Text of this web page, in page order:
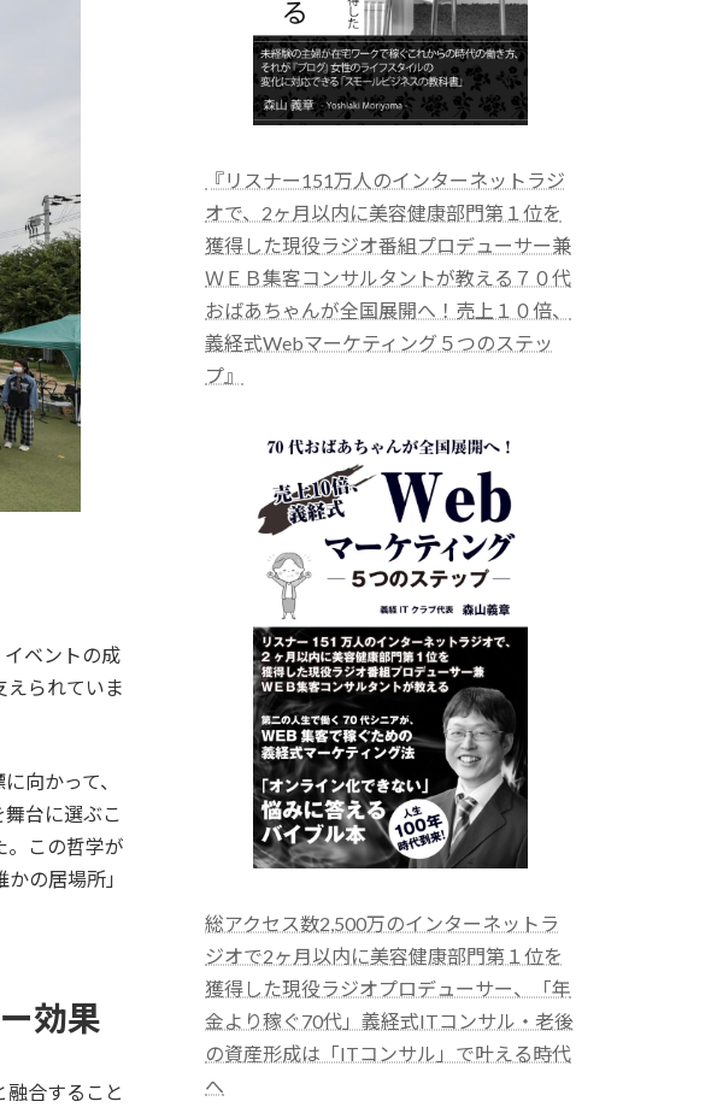
ベントの成
えられていま
向かって、
台に選ぶこ
。この哲学が
の居場所」
効果
融合すること
『リスナー151万人のインターネットラジ
オで、2ヶ月以内に美容健康部門第１位を
獲得した現役ラジオ番組プロデューサー兼
ＷＥＢ集客コンサルタントが教える７０代
おばあちゃんが全国展開へ！売上１０倍、
義経式Webマーケティング５つのステッ
プ』
総アクセス数2,500万のインターネットラ
ジオで2ヶ月以内に美容健康部門第１位を
獲得した現役ラジオプロデューサー、「年
金より稼ぐ70代」義経式ITコンサル・老後
の資産形成は「ITコンサル」で叶える時代
へ